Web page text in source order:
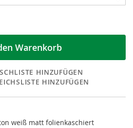
Warenkorb
HINZUFÜGEN
HINZUFÜGEN
weiß matt folienkaschiert